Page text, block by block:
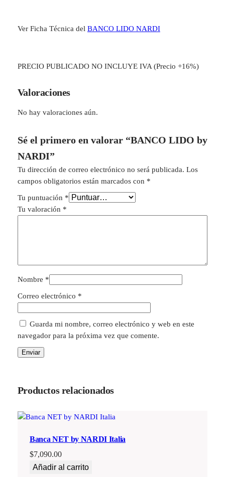
n
d
d
Ver Ficha Técnica del BANCO LIDO NARDI
PRECIO PUBLICADO NO INCLUYE IVA (Precio +16%)
Valoraciones
No hay valoraciones aún.
Sé el primero en valorar “BANCO LIDO by
NARDI”
Tu dirección de correo electrónico no será publicada. Los
campos obligatorios están marcados con *
Tu puntuación *
Tu valoración *
Nombre *
Correo electrónico *
Guarda mi nombre, correo electrónico y web en este
navegador para la próxima vez que comente.
Productos relacionados
Banca NET by NARDI Italia
$7,090.00
Añadir al carrito